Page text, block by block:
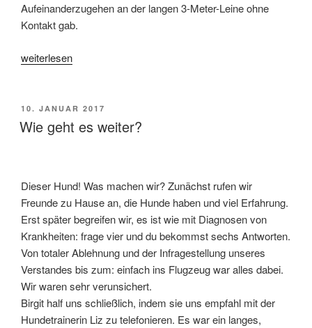
Aufeinanderzugehen an der langen 3-Meter-Leine ohne
Kontakt gab.
„Den
mit
Bravour
bestanden“
weiterlesen
VERÖFFENTLICHT
AM
10. JANUAR 2017
Wie geht es weiter?
Dieser Hund! Was machen wir? Zunächst rufen wir
Freunde zu Hause an, die Hunde haben und viel Erfahrung.
Erst später begreifen wir, es ist wie mit Diagnosen von
Krankheiten: frage vier und du bekommst sechs Antworten.
Von totaler Ablehnung und der Infragestellung unseres
Verstandes bis zum: einfach ins Flugzeug war alles dabei.
Wir waren sehr verunsichert.
Birgit half uns schließlich, indem sie uns empfahl mit der
Hundetrainerin Liz zu telefonieren. Es war ein langes,